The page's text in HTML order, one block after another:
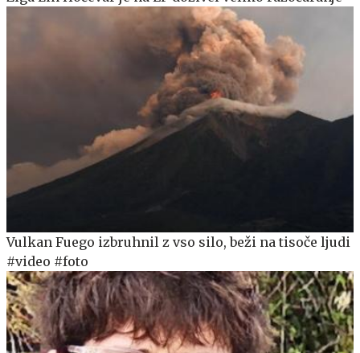
Vulkan Fuego izbruhnil z vso silo, beži na tisoče ljudi
#video #foto